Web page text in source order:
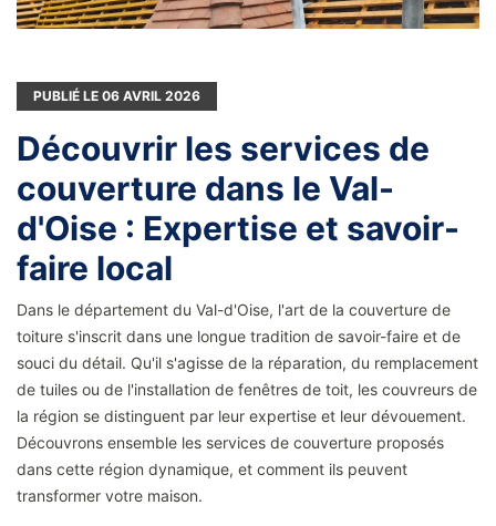
PUBLIÉ LE 06 AVRIL 2026
Découvrir les services de
couverture dans le Val-
d'Oise : Expertise et savoir-
faire local
Dans le département du Val-d'Oise, l'art de la couverture de
toiture s'inscrit dans une longue tradition de savoir-faire et de
souci du détail. Qu'il s'agisse de la réparation, du remplacement
de tuiles ou de l'installation de fenêtres de toit, les couvreurs de
la région se distinguent par leur expertise et leur dévouement.
Découvrons ensemble les services de couverture proposés
dans cette région dynamique, et comment ils peuvent
transformer votre maison.